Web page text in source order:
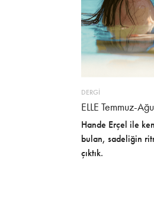
DERGİ
ELLE Temmuz-
Hande Erçel ile
bulan, sadeliğin
çıktık.